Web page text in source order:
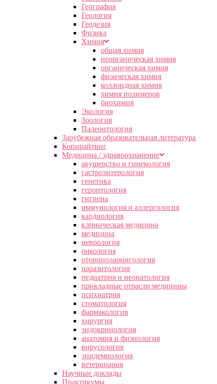
География
Геология
Геодезия
Физика
Химия
общая химия
неорганическая химия
органическая химия
физическая химия
коллоидная химия
химия полимеров
биохимия
Экология
Зоология
Палеонтология
Зарубежная образовательная литература
Копирайтинг
Медицина / здравоохранение
акушерство и гинекология
гастроэнтерология
генетика
геронтология
гигиена
иммунология и аллергология
кардиология
клиническая медицина
медицина
неврология
онкология
оториноларингология
паразитология
педиатрия и неонатология
прикладные отрасли медицины
психиатрия
стоматология
фармакология
хирургия
эндокринология
анатомия и физиология
вирусология
эпидемиология
ветеринария
Научные доклады
Практикумы